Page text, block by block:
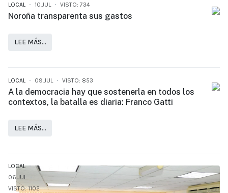
LOCAL 10.JUL VISTO: 734
Noroña transparenta sus gastos
LEE MÁS…
LOCAL 09.JUL VISTO: 853
A la democracia hay que sostenerla en todos los
contextos, la batalla es diaria: Franco Gatti
LEE MÁS…
LOCAL
06.JUL
VISTO: 1102